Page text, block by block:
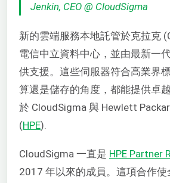
Jenkin, CEO @ CloudSigma
新的雲端服務本地託管於克拉克
電信中立資料中心，並由最新一
供支援。這些伺服器符合高業界
算還是儲存的角度，都能提供卓
於 CloudSigma 與 Hewlett
(HPE).
CloudSigma 一直是 HPE Partner
2017 年以來的成員。這項合作使